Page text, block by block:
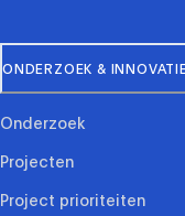
ONDERZOEK &
Onderzoek
Projecten
Project prioriteiten